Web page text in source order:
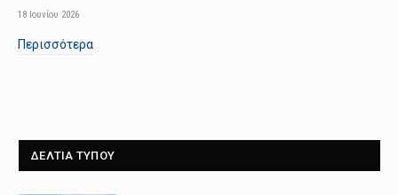
18 Ιουνίου 2026
Περισσότερα
ΔΕΛΤΙΑ ΤΥΠΟΥ